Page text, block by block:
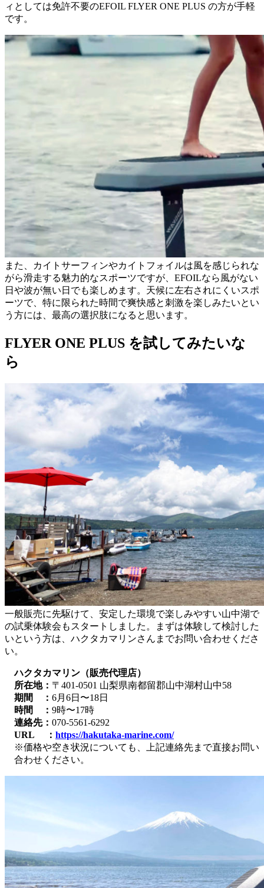
ィとしては免許不要のEFOIL FLYER ONE PLUS の方が手軽
です。
また、カイトサーフィンやカイトフォイルは風を感じられな
がら滑走する魅力的なスポーツですが、EFOILなら風がない
日や波が無い日でも楽しめます。天候に左右されにくいスポ
ーツで、特に限られた時間で爽快感と刺激を楽しみたいとい
う方には、最高の選択肢になると思います。
FLYER ONE PLUS を試してみたいな
ら
一般販売に先駆けて、安定した環境で楽しみやすい山中湖で
の試乗体験会もスタートしました。まずは体験して検討した
いという方は、ハクタカマリンさんまでお問い合わせくださ
い。
ハクタカマリン（販売代理店）
所在地： 〒401-0501 山梨県南都留郡山中湖村山中58
期間 ： 6月6日〜18日
時間 ： 9時〜17時
連絡先： 070-5561-6292
URL ： https://hakutaka-marine.com/
※価格や空き状況についても、上記連絡先まで直接お問い
合わせください。